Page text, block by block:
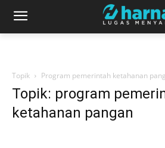
Topik Program pemerintah ketahanan
Topik: program
ketahanan pangan